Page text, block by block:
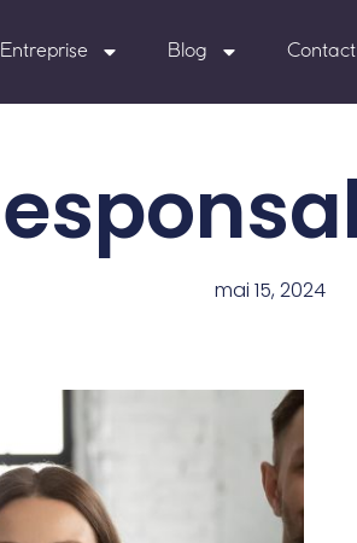
Entreprise Blog Contact
mai 15, 2024